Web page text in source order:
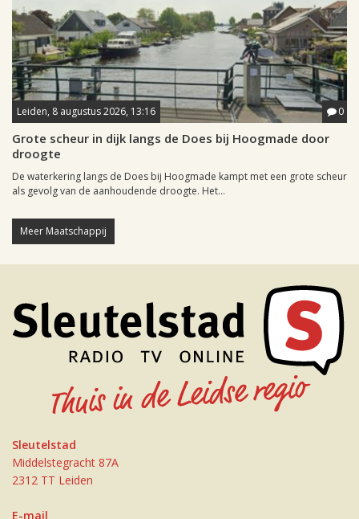
Leiden, 8 augustus 2026, 13:16 0
Grote scheur in dijk langs de Does bij Hoogmade door
droogte
De waterkering langs de Does bij Hoogmade kampt met een grote scheur
als gevolg van de aanhoudende droogte. Het...
Meer Maatschappij
Sleutelstad
Middelstegracht 87A
2312 TT Leiden
E-mail